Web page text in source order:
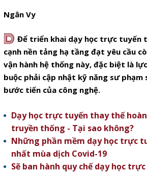
Ngân Vy
D Để triển khai dạy học trực tuyến
cạnh nền tảng hạ tầng đạt yêu cầu
vận hành hệ thống này, đặc biệt là
buộc phải cập nhật kỹ năng sư phạm
bước tiến của công nghệ.
Dạy học trực tuyến thay thế
truyền thống - Tại sao không?
Những phần mềm dạy học trực
nhất mùa dịch Covid-19
Sẽ ban hành quy chế dạy học